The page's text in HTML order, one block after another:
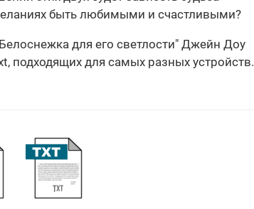
быть любимыми и счастливыми?
для его светлости" Джейн Доу
подходящих для самых разных устройств.